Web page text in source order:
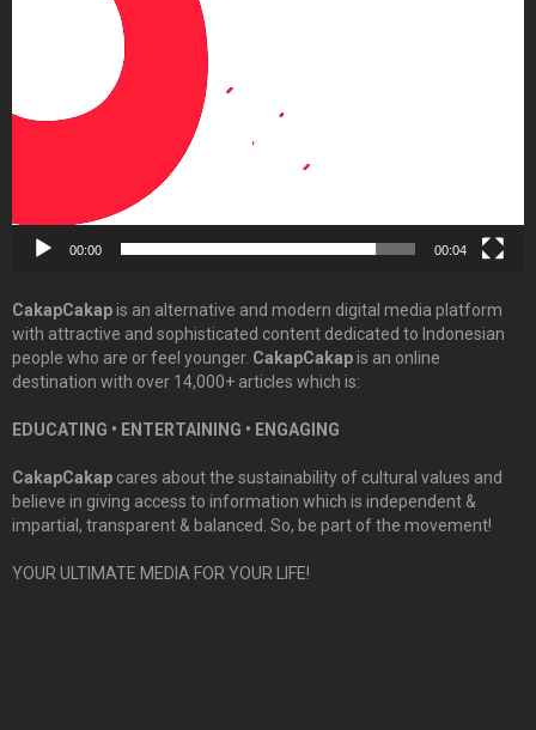
00:00 00:04
CakapCakapis an alternative and modern digital media platform
with attractive and sophisticated content dedicated to Indonesian
people who are or feel younger. CakapCakapis an online
destination with over 14,000+ articles which is:
EDUCATING • ENTERTAINING • ENGAGING
CakapCakap cares about the sustainability of cultural values and
believe in giving access to information which is independent &
impartial, transparent & balanced. So, be part of the movement!
YOUR ULTIMATE MEDIA FOR YOUR LIFE!